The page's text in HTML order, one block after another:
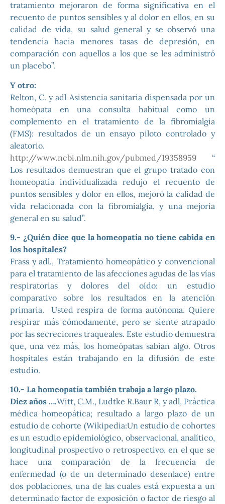
tratamiento mejoraron de forma significativa en el
recuento de puntos sensibles y al dolor en ellos, en su
calidad de vida, su salud general y se observó una
tendencia hacia menores tasas de depresión, en
comparación con aquellos a los que se les administró
un placebo”.
Y otro:
Relton, C. y adl Asistencia sanitaria dispensada por un
homeópata en una consulta habitual como un
complemento en el tratamiento de la fibromialgia
(FMS): resultados de un ensayo piloto controlado y
aleatorio.
http://www.ncbi.nlm.nih.gov/pubmed/19358959 “
Los resultados demuestran que el grupo tratado con
homeopatía individualizada redujo el recuento de
puntos sensibles y dolor en ellos, mejoró la calidad de
vida relacionada con la fibromialgia, y una mejoría
general en su salud”.
9.- ¿Quién dice que la homeopatía no tiene cabida en
los hospitales?
Frass y adl., Tratamiento homeopático y convencional
para el tratamiento de las afecciones agudas de las vías
respiratorias y dolores del oído: un estudio
comparativo sobre los resultados en la atención
primaria. Usted respira de forma autónoma. Quiere
respirar más cómodamente, pero se siente atrapado
por las secreciones traqueales. Este estudio demuestra
que, una vez más, los homeópatas sabían algo. Otros
hospitales están trabajando en la difusión de este
estudio.
10.- La homeopatía también trabaja a largo plazo.
Diez años ….Witt, C.M., Ludtke R.Baur R, y adl, Práctica
médica homeopática; resultado a largo plazo de un
estudio de cohorte (Wikipedia:Un estudio de cohortes
es un estudio epidemiológico, observacional, analítico,
longitudinal prospectivo o retrospectivo, en el que se
hace una comparación de la frecuencia de
enfermedad (o de un determinado desenlace) entre
dos poblaciones, una de las cuales está expuesta a un
determinado factor de exposición o factor de riesgo al